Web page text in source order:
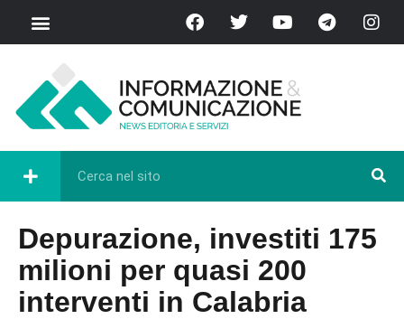
Depurazione, investiti 175
milioni per quasi 200
interventi in Calabria